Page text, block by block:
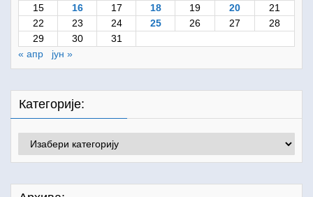
15
16 17 18 19 20
21
22
23 24 25 26 27
28
29
30
31
« апр
јун »
Категорије:
Категорије: